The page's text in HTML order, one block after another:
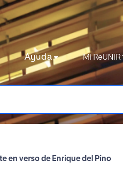
Ayuda Mi ReUNIR
en verso de Enrique del Pino